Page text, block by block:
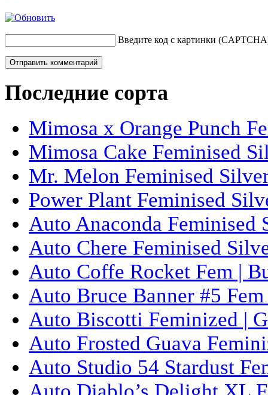
Введите код с картинки
Последние сорта
Mimosa x Orange Punch
Mimosa Cake Feminised
Mr. Melon Feminised
Power Plant Feminised
Auto Anaconda Feminised
Auto Chere Feminised
Auto Coffe Rocket Fem |
Auto Bruce Banner #5
Auto Biscotti Feminized |
Auto Frosted Guava
Auto Studio 54 Stardust